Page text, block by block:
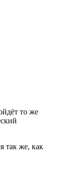
то же
так же, как